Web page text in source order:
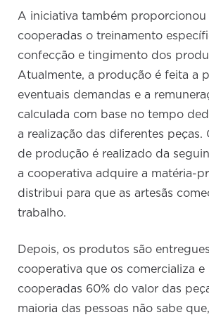
A iniciativa também proporcionou
cooperadas o treinamento
confecção e tingimento dos
Atualmente, a produção é feita a
eventuais demandas e a
calculada com base no tempo
a realização das diferentes peças.
de produção é realizado da
a cooperativa adquire a matéria-
distribui para que as artesãs
trabalho.
Depois, os produtos são
cooperativa que os comercializa e
cooperadas 60% do valor das
maioria das pessoas não sabe